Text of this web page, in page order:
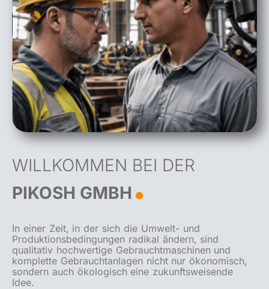
WILLKOMMEN BEI DER
PIKOSH GMBH.
In einer Zeit, in der sich die Umwelt- und
Produktionsbedingungen radikal ändern, sind
qualitativ hochwertige Gebrauchtmaschinen und
komplette Gebrauchtanlagen nicht nur ökonomisch,
sondern auch ökologisch eine zukunftsweisende
Idee.